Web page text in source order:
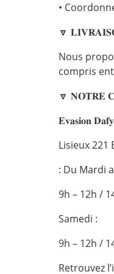
•
🔽
Nous
compris
🔽 𝐍𝐎𝐓𝐑𝐄
𝐄𝐯𝐚𝐬𝐢𝐨𝐧
Lisieux 221
: Du Mardi
9h – 12h /
Samedi :
9h – 12h /
Retrouvez